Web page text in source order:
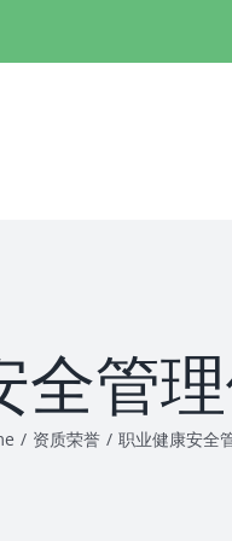
全管
/ 资质荣誉 / 职业健康安全